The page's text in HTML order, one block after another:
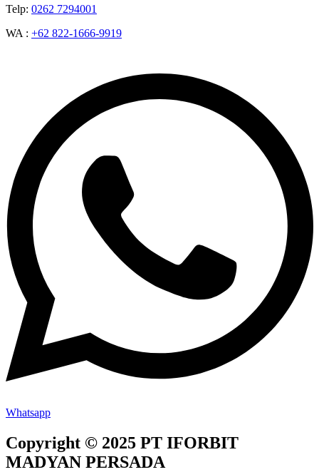
Telp: 0262 7294001
WA : +62 822-1666-9919
Whatsapp
Copyright © 2025 PT IFORBIT
MADYAN PERSADA